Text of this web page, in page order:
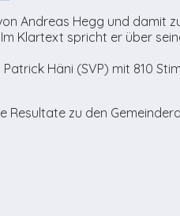
Andreas Hegg und damit
Klartext spricht er über
Häni (SVP) mit 810
zu den